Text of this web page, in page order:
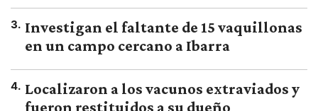
3. Investigan el faltante de 15 vaquillonas
en un campo cercano a Ibarra
4. Localizaron a los vacunos extraviados y
fueron restituidos a su dueño